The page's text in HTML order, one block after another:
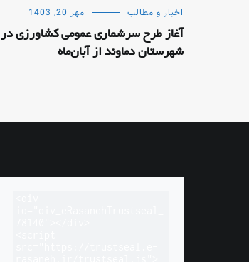
اخبار و مطالب مهر 20, 1403
آغاز طرح سرشماری عمومی کشاورزی در
شهرستان دماوند از آبان‌ماه